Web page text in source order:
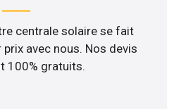
centrale solaire se fait
avec nous. Nos devis
100% gratuits.